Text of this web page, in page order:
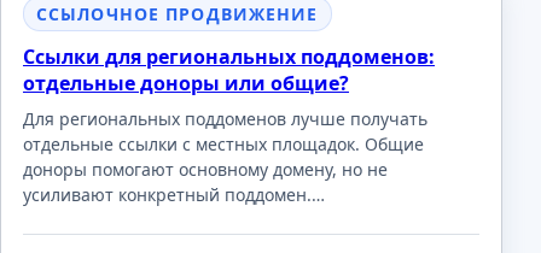
ССЫЛОЧНОЕ ПРОДВИЖЕНИЕ
Ссылки для региональных поддоменов:
отдельные доноры или общие?
Для региональных поддоменов лучше получать
отдельные ссылки с местных площадок. Общие
доноры помогают основному домену, но не
усиливают конкретный поддомен.…